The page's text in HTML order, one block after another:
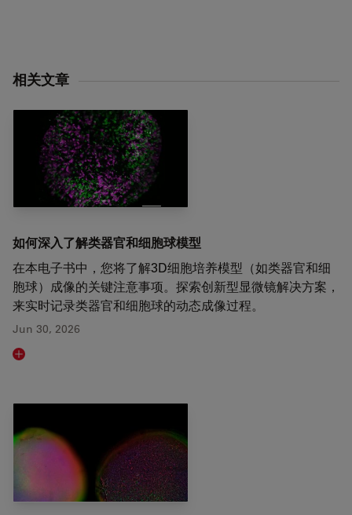
相关文章
如何深入了解类器官和细胞球模型
在本电子书中，您将了解3D细胞培养模型（如类器官和细
胞球）成像的关键注意事项。探索创新型显微镜解决方案，
来实时记录类器官和细胞球的动态成像过程。
Jun 30, 2026
Read article